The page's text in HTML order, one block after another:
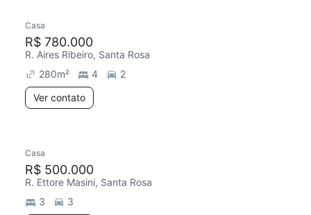
Casa
R$ 780.000
R. Aires Ribeiro, Santa Rosa
280m² 4
2
Ver contato
Casa
R$ 500.000
R. Ettore Masini, Santa Rosa
3
3